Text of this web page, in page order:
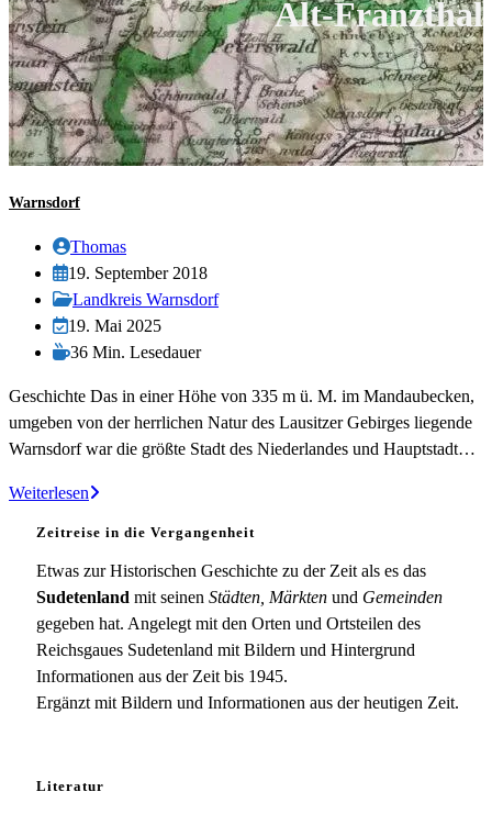
durchsuchen
Alt-Franzthal
Warnsdorf
Beitrags-
Autor:
Thomas
Beitrag
veröffentlicht:
19. September 2018
Beitrags-
Kategorie:
Landkreis Warnsdorf
Beitrag
zuletzt
am:
19. Mai 2025
Lesedauer:
36 Min. Lesedauer
Geschichte Das in einer Höhe von 335 m ü. M. im Mandaubecken,
umgeben von der herrlichen Natur des Lausitzer Gebirges liegende
Warnsdorf war die größte Stadt des Niederlandes und Hauptstadt…
WeiterlesenWarnsdorf
Zeitreise in die Vergangenheit
Etwas zur Historischen Geschichte zu der Zeit als es das
Sudetenland mit seinen Städten, Märkten und Gemeinden
gegeben hat. Angelegt mit den Orten und Ortsteilen des
Reichsgaues Sudetenland mit Bildern und Hintergrund
Informationen aus der Zeit bis 1945.
Ergänzt mit Bildern und Informationen aus der heutigen Zeit.
Literatur